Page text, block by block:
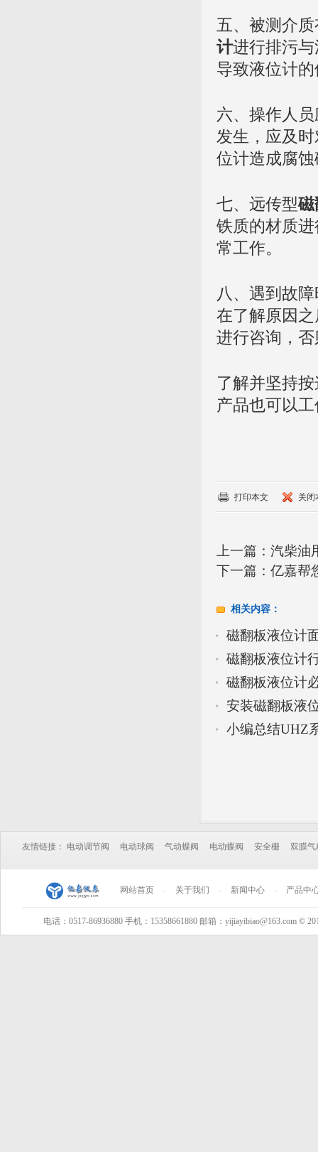
五、被测介
计进行排污
导致液位计
六、操作人
发生，应及
位计造成腐
七、远传型磁
铁质的材质
常工作。
八、遇到故
在了解原因
进行咨询，
了解并坚持
产品也可以
打印本文 关闭
上一篇： 汽柴油
下一篇： 亿嘉帮
相关内容：
磁翻板液位计
磁翻板液位计
磁翻板液位计
安装磁翻板液
小编总结UHZ
友情链接： 电动调节阀 电动球阀 气动蝶阀 电动蝶阀 安全栅 双膜气
网站首页 - 关于我们 - 新闻中心 - 产品中
电话：0517-86936880 手机：15358661880 邮箱：yijiayibiao@163.com ©